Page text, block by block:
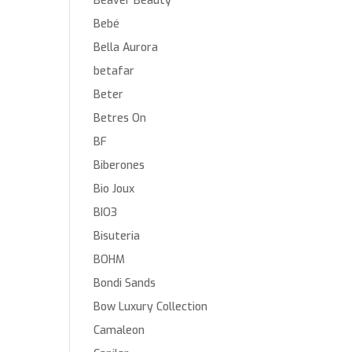
Bebé
Bella Aurora
betafar
Beter
Betres On
BF
Biberones
Bio Joux
BIO3
Bisuteria
BOHM
Bondi Sands
Bow Luxury Collection
Camaleon